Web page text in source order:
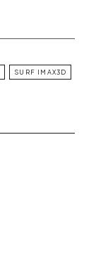
SURF IMAX3D